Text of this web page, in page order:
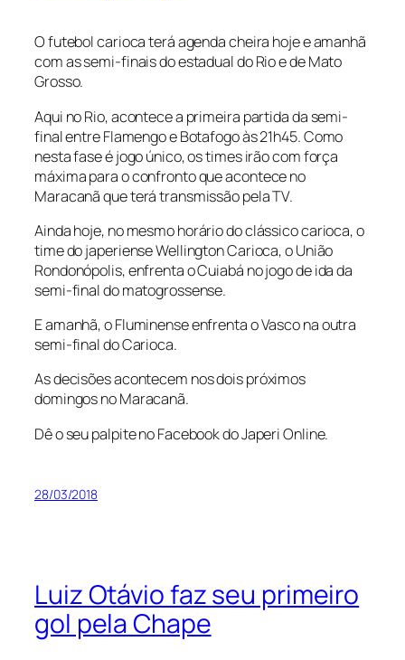
O futebol carioca terá agenda cheira hoje e amanhã
com as semi-finais do estadual do Rio e de Mato
Grosso.
Aqui no Rio, acontece a primeira partida da semi-
final entre Flamengo e Botafogo às 21h45. Como
nesta fase é jogo único, os times irão com força
máxima para o confronto que acontece no
Maracanã que terá transmissão pela TV.
Ainda hoje, no mesmo horário do clássico carioca, o
time do japeriense Wellington Carioca, o União
Rondonópolis, enfrenta o Cuiabá no jogo de ida da
semi-final do matogrossense.
E amanhã, o Fluminense enfrenta o Vasco na outra
semi-final do Carioca.
As decisões acontecem nos dois próximos
domingos no Maracanã.
Dê o seu palpite no Facebook do Japeri Online.
28/03/2018
Luiz Otávio faz seu primeiro
gol pela Chape